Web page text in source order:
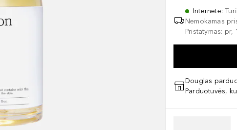
Internete:
Nemokamas
Pristatymas: pr,
Douglas
Parduotuvės,
Praleisti slankiklį